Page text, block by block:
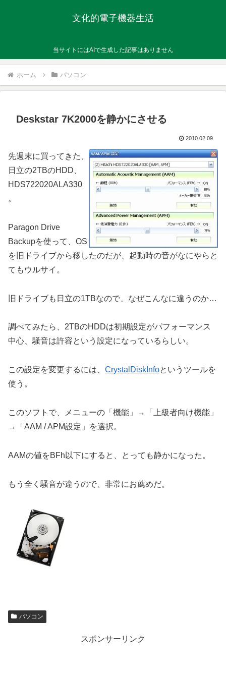
文化的電子機器生活
当サイトにはAIで生成した記事はありません
ホーム パソコン
Deskstar 7K2000を静かにさせる
2010.02.09
先週末に買ってきた、
日立の2TBのHDD、
HDS722020ALA330
。
Paragon Drive
Backupを使って、OS
を旧ドライブから移したのだが、起動時の音がなにやらと
てもウルサイ。
旧ドライブも日立の1TBなので、なぜこんなに違うのか…
調べてみたら、2TBのHDDは初期設定がパフォーマンス
中心、騒音は許容という設定になっているらしい。
この設定を変更するには、 CrystalDiskInfoというツールを
使う。
このソフトで、メニューの「機能」→「上級者向け機能」
→「AAM / APM設定」を選択。
AAMの値をBFh以下にすると、とっても静かになった。
もう全く騒音が違うので、非常にお薦めだ。
パソコン
スポンサーリンク